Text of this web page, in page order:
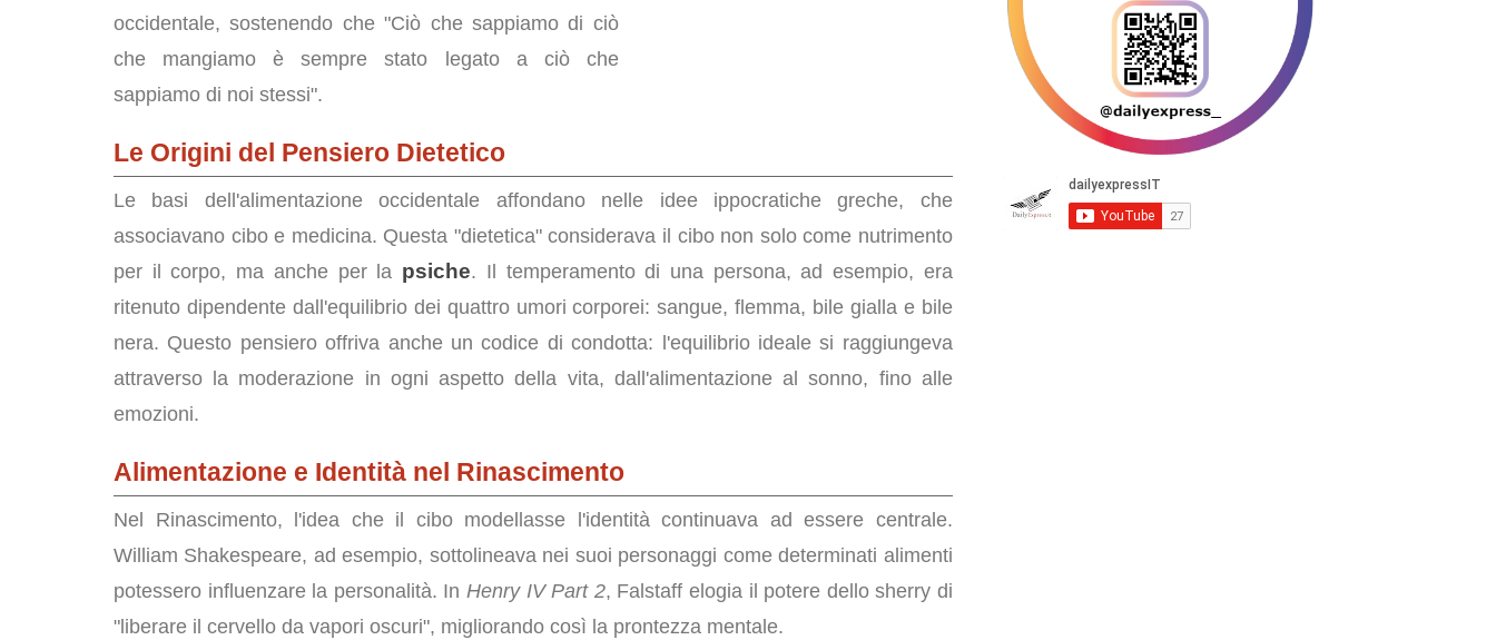
occidentale, sostenendo che "Ciò che sappiamo di ciò
che mangiamo è sempre stato legato a ciò che
sappiamo di noi stessi".
Le Origini del Pensiero Dietetico
Le basi dell'alimentazione occidentale affondano nelle idee ippocratiche greche, che
associavano cibo e medicina. Questa "dietetica" considerava il cibo non solo come nutrimento
per il corpo, ma anche per la psiche. Il temperamento di una persona, ad esempio, era
ritenuto dipendente dall'equilibrio dei quattro umori corporei: sangue, flemma, bile gialla e bile
nera. Questo pensiero offriva anche un codice di condotta: l'equilibrio ideale si raggiungeva
attraverso la moderazione in ogni aspetto della vita, dall'alimentazione al sonno, fino alle
emozioni.
Alimentazione e Identità nel Rinascimento
Nel Rinascimento, l'idea che il cibo modellasse l'identità continuava ad essere centrale.
William Shakespeare, ad esempio, sottolineava nei suoi personaggi come determinati alimenti
potessero influenzare la personalità. In Henry IV Part 2, Falstaff elogia il potere dello sherry di
"liberare il cervello da vapori oscuri", migliorando così la prontezza mentale.